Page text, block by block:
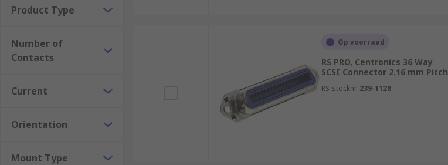
Product Type
Number of
Contacts
Current
Orientation
Mount Type
Op voorraad
RS PRO, Centronics 36 Way
SCSI Connector 2.16 mm Pitch
RS-stocknr. 239-1128